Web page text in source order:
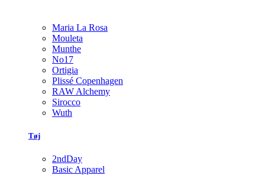
Maria La Rosa
Mouleta
Munthe
No17
Ortigia
Plissé Copenhagen
RAW Alchemy
Sirocco
Wuth
Tøj
2ndDay
Basic Apparel